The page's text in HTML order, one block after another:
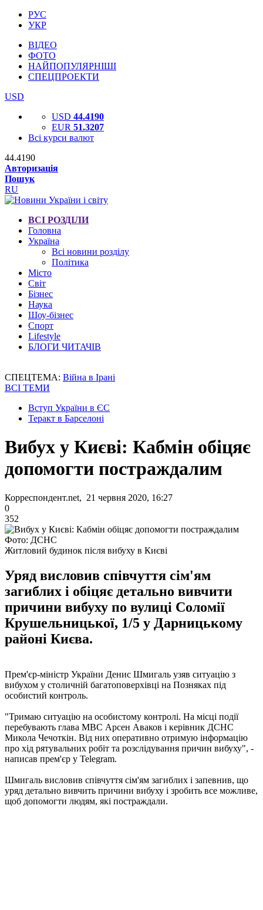
РУС
УКР
ВІДЕО
ФОТО
НАЙПОПУЛЯРНІШІ
СПЕЦПРОЕКТИ
USD
USD 44.4190
EUR 51.3207
Всі курси валют
44.4190
Авторизація
Пошук
RU
ВСІ РОЗДІЛИ
Головна
Україна
Всі новини розділу
Політика
Місто
Світ
Бізнес
Наука
Шоу-бізнес
Спорт
Lifestyle
БЛОГИ ЧИТАЧІВ
СПЕЦТЕМА: Війна в Ірані
ВСІ ТЕМИ
Вступ України в ЄС
Теракт в Барселоні
Вибух у Києві: Кабмін обіцяє
допомогти постраждалим
Корреспондент.net, 21 червня 2020, 16:27
0
352
Фото: ДСНС
Житловий будинок після вибуху в Києві
Уряд висловив співчуття сім'ям
загиблих і обіцяє детально вивчити
причини вибуху по вулиці Соломії
Крушельницької, 1/5 у Дарницькому
районі Києва.
Прем'єр-міністр України Денис Шмигаль узяв ситуацію з
вибухом у столичній багатоповерхівці на Позняках під
особистий контроль.
"Тримаю ситуацію на особистому контролі. На місці події
перебувають глава МВС Арсен Аваков і керівник ДСНС
Микола Чечоткін. Від них оперативно отримую інформацію
про хід рятувальних робіт та розслідування причин вибуху", -
написав прем'єр у Telegram.
Шмигаль висловив співчуття сім'ям загиблих і запевнив, що
уряд детально вивчить причини вибуху і зробить все можливе,
щоб допомогти людям, які постраждали.